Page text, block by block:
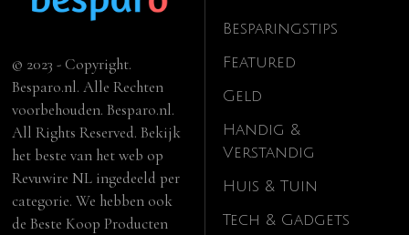
© 2023 - Copyright.
Besparo.nl. Alle Rechten
voorbehouden. Besparo.nl.
All Rights Reserved. Bekijk
het beste van het web op
Revuwire NL ingedeeld per
categorie. We hebben ook
deBeste Koop Producten
Besparingstips
Featured
Geld
Handig &
Verstandig
Huis & Tuin
Tech & Gadgets